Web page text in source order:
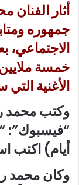
أثار الفنان
جمهوره
الاجتماعي،
خمسة
الأغنية
وكتب محمد
أيام) اكتب
وكان محمد